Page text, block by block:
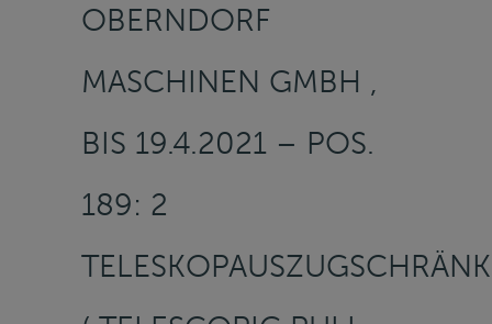
OBERNDORF
MASCHINEN GMBH ,
BIS 19.4.2021 – POS.
189: 2